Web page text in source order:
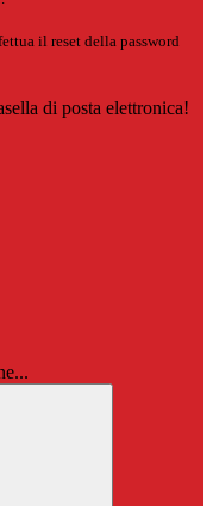
il reset della password
di posta elettronica!